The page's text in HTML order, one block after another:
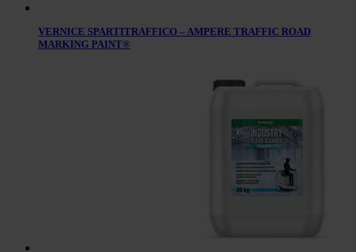
VERNICE SPARTITRAFFICO – AMPERE TRAFFIC ROAD
MARKING PAINT®